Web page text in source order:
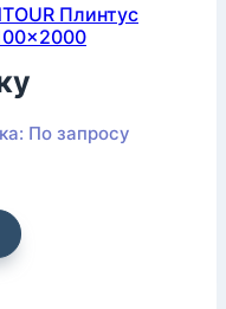
Плинтус
По запросу